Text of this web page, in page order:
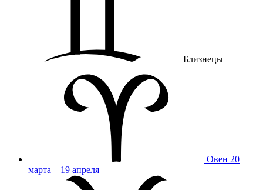
Близнецы
Овен 20
марта – 19 апреля